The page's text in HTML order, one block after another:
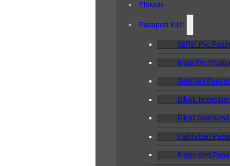
Plakalık
Pasaport Kılıfı
Şeffaf Pvc
Biala Pvc
Suni Deri
Dikişli Termo
Dikişli Oval
Hakiki Deri
Kişiye Özel